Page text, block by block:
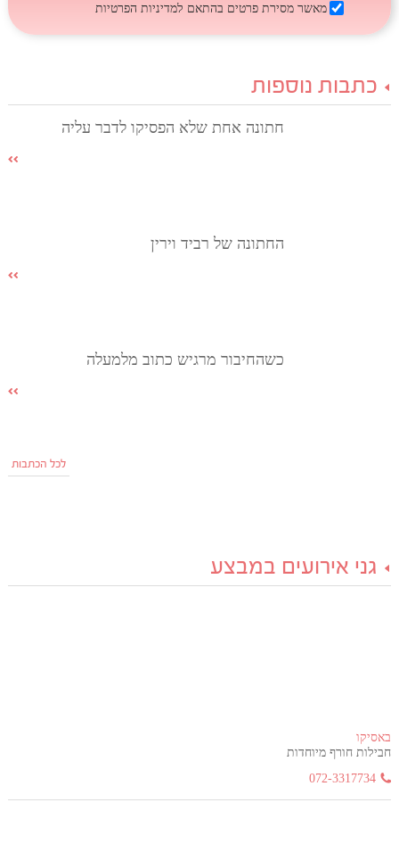
מאשר מסירת פרטים בהתאם למדיניות הפרטיות
כתבות נוספות
חתונה אחת שלא הפסיקו לדבר עליה
החתונה של רביד וירין
כשהחיבור מרגיש כתוב מלמעלה
לכל הכתבות
גני אירועים במבצע
באסיקו
חבילות חורף מיוחדות
072-3317734